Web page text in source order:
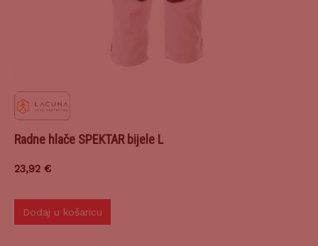
Radne hlače SPEKTAR bijele L
23,92 €
Dodaj u košaricu